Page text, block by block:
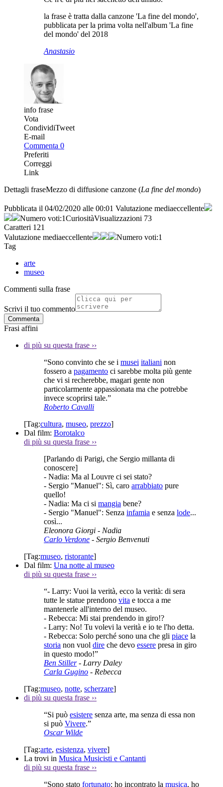
la frase è tratta dalla canzone 'La fine del mondo',
pubblicata per la prima volta nell'album 'La fine
del mondo' del 2018
Anastasio
info frase
Vota
CondividiTweet
E-mail
Commenta 0
Preferiti
Correggi
Link
Dettagli fraseMezzo di diffusione canzone (La fine del mondo)
Pubblicata il 04/02/2020 alle 00:01 Valutazione mediaeccellente
Numero voti:1CuriositàVisualizzazioni 73
Caratteri 121
Valutazione mediaeccellente Numero voti:1
Tag
arte
museo
Commenti sulla frase
Scrivi il tuo commento
Commenta
Frasi affini
di più su questa frase ››
“Sono convinto che se i musei italiani non
fossero a pagamento ci sarebbe molta più gente
che vi si recherebbe, magari gente non
particolarmente appassionata ma che potrebbe
invece scoprirsi tale.”
Roberto Cavalli
[Tag:cultura, museo, prezzo]
Dal film: Borotalco
di più su questa frase ››
[Parlando di Parigi, che Sergio millanta di
conoscere]
- Nadia: Ma al Louvre ci sei stato?
- Sergio "Manuel": Sì, caro arrabbiato pure
quello!
- Nadia: Ma ci si mangia bene?
- Sergio "Manuel": Senza infamia e senza lode...
così...
Eleonora Giorgi - Nadia
Carlo Verdone - Sergio Benvenuti
[Tag:museo, ristorante]
Dal film: Una notte al museo
di più su questa frase ››
“- Larry: Vuoi la verità, ecco la verità: di sera
tutte le statue prendono vita e tocca a me
mantenerle all'interno del museo.
- Rebecca: Mi stai prendendo in giro!?
- Larry: No! Tu volevi la verità e io te l'ho detta.
- Rebecca: Solo perché sono una che gli piace la
storia non vuol dire che devo essere presa in giro
in questo modo!”
Ben Stiller- Larry Daley
Carla Gugino - Rebecca
[Tag:museo, notte, scherzare]
di più su questa frase ››
“Si può esistere senza arte, ma senza di essa non
si può Vivere.”
Oscar Wilde
[Tag:arte, esistenza, vivere]
La trovi in Musica Musicisti e Cantanti
di più su questa frase ››
“Sono stato fortunato: ho incontrato la musica, ho